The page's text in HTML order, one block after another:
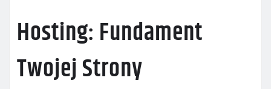
Hosting: Fundament
Twojej Strony